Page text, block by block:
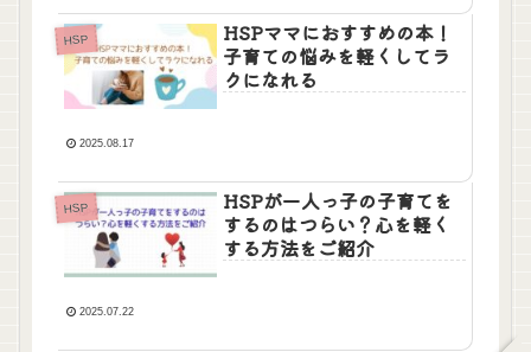
HSP
HSPママにおすすめの本！
子育ての悩みを軽くしてラ
クになれる
2025.08.17
HSP
HSPが一人っ子の子育てを
するのはつらい？心を軽く
する方法をご紹介
2025.07.22